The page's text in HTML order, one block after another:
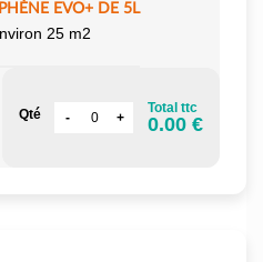
EVO+ DE 5L
25 m2
Qté Total ttc
0.00 €